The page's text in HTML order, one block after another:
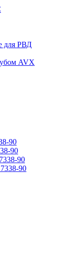
для РВД
AVX
90
90
90
90